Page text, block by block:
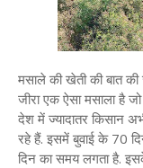
मसाले की खेती की बात की
जीरा एक ऐसा मसाला है
देश में ज्‍यादातर किसान
रहे हैं. इसमें बुवाई के 70
दिन का समय लगता है.